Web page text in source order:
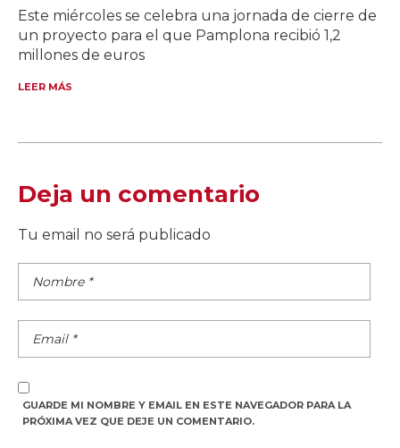
Este miércoles se celebra una jornada de cierre de
un proyecto para el que Pamplona recibió 1,2
millones de euros
LEER MÁS
Deja un comentario
Tu email no será publicado
GUARDE MI NOMBRE Y EMAIL EN ESTE NAVEGADOR PARA LA
PRÓXIMA VEZ QUE DEJE UN COMENTARIO.